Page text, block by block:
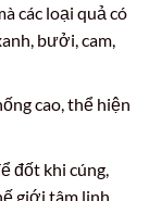
các loại quả có
bưởi, cam,
cao, thể hiện
đốt khi cúng,
giới tâm linh.